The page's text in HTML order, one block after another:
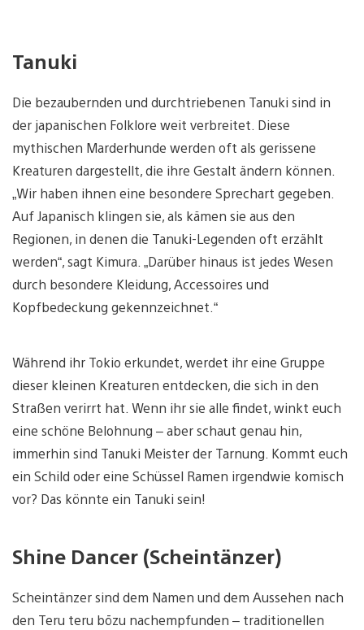
Tanuki
Die bezaubernden und durchtriebenen Tanuki sind in
der japanischen Folklore weit verbreitet. Diese
mythischen Marderhunde werden oft als gerissene
Kreaturen dargestellt, die ihre Gestalt ändern können.
„Wir haben ihnen eine besondere Sprechart gegeben.
Auf Japanisch klingen sie, als kämen sie aus den
Regionen, in denen die Tanuki-Legenden oft erzählt
werden“, sagt Kimura. „Darüber hinaus ist jedes Wesen
durch besondere Kleidung, Accessoires und
Kopfbedeckung gekennzeichnet.“
Während ihr Tokio erkundet, werdet ihr eine Gruppe
dieser kleinen Kreaturen entdecken, die sich in den
Straßen verirrt hat. Wenn ihr sie alle findet, winkt euch
eine schöne Belohnung – aber schaut genau hin,
immerhin sind Tanuki Meister der Tarnung. Kommt euch
ein Schild oder eine Schüssel Ramen irgendwie komisch
vor? Das könnte ein Tanuki sein!
Shine Dancer (Scheintänzer)
Scheintänzer sind dem Namen und dem Aussehen nach
den Teru teru bōzu nachempfunden – traditionellen